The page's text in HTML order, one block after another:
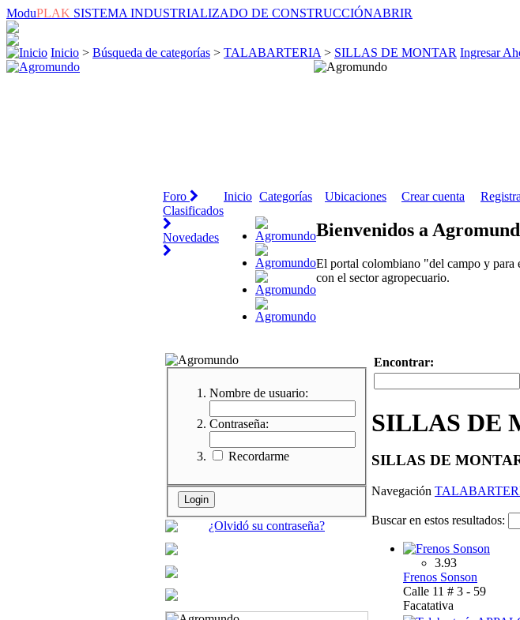
ModuPLAK SISTEMA INDUSTRIALIZADO DE CONSTRUCCIÓNABRIR
Inicio > Búsqueda de categorías > TALABARTERIA > SILLAS DE MONTAR Ingresar
Foro
Clasificados
Novedades
Inicio Categorías Ubicaciones Crear cuenta
Bienvenidos a
El portal colombiano "del campo y para
con el sector agropecuario.
Nombre de usuario:
Contraseña:
Recordarme
¿Olvidó su contraseña?
Encontrar:
SILLAS DE
SILLAS DE
Navegación
Buscar en estos resultados:
3.93
Frenos Sonson
Calle 11 # 3 - 59
Facatativa